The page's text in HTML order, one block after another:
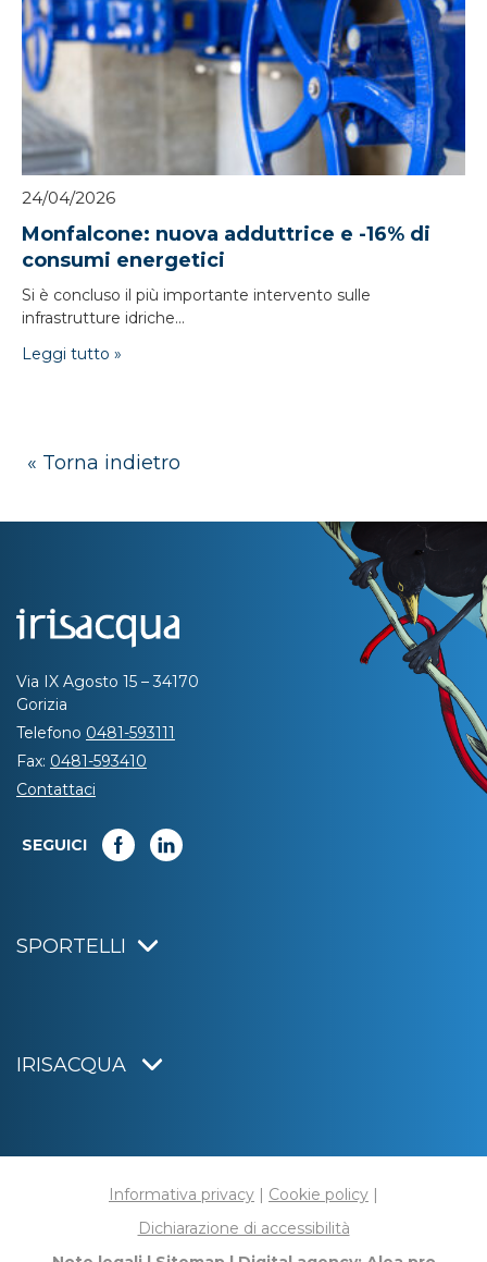
24/04/2026
Monfalcone: nuova adduttrice e -16% di
consumi energetici
Si è concluso il più importante intervento sulle
infrastrutture idriche...
Leggi tutto »
« Torna indietro
Via IX Agosto 15 – 34170
Gorizia
Telefono 0481-593111
Fax: 0481-593410
Contattaci
SEGUICI
SPORTELLI
IRISACQUA
Informativa privacy Cookie policy
Dichiarazione di accessibilità